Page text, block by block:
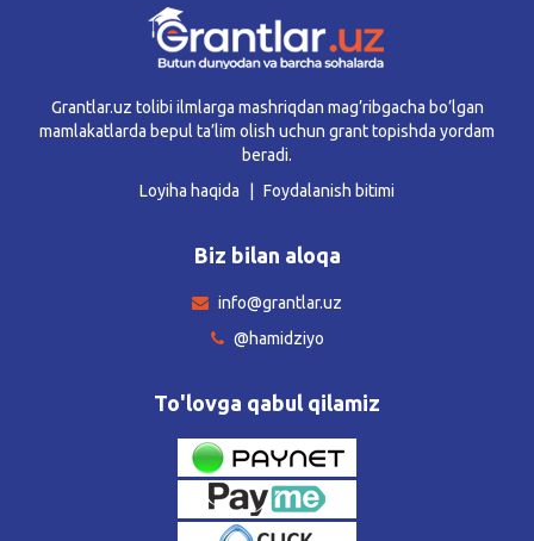
Grantlar.uz tolibi ilmlarga mashriqdan mag’ribgacha bo’lgan
mamlakatlarda bepul ta’lim olish uchun grant topishda yordam
beradi.
Loyiha haqida
Foydalanish bitimi
Biz bilan aloqa
info@grantlar.uz
@hamidziyo
To'lovga qabul qilamiz